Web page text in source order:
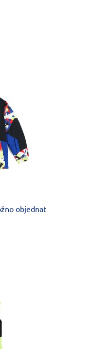
objednat